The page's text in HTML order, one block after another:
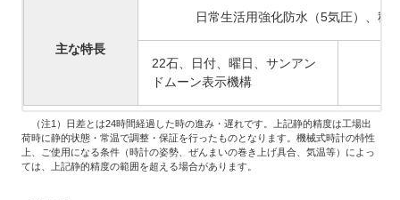
主な特長
日常生活用強化防水 （5気圧）、秒
22石、日付、曜日、サンアン
ドムーン表示機構
（注1）日差とは24時間経過した時の進み・遅れです。上記静的精度は工場出
荷時に静的状態・常温で調整・保証を行ったものとなります。機械式時計の特性
上、ご使用になる条件（時計の姿勢、ぜんまいの巻き上げ具合、気温等）によっ
ては、上記静的精度の範囲を超える場合があります。